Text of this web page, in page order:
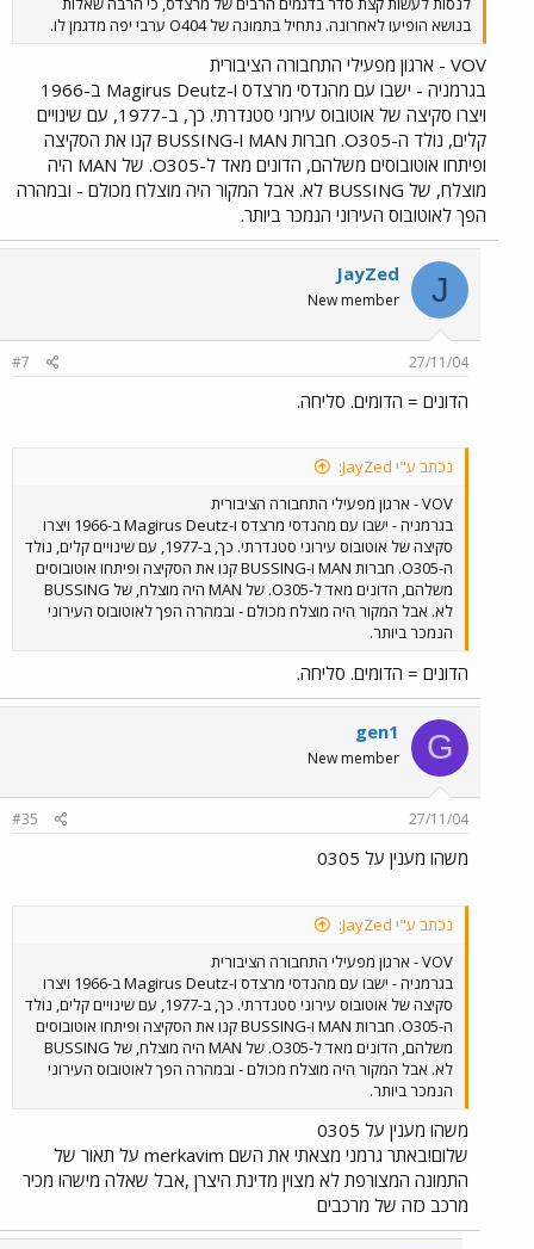
בנושא הופיעו לאחרונה. נתחיל בתמונה של O404 ערבי יפה מדגמן לו.
VOV - ארגון מפעילי התחבורה הציבורית
בגרמניה - ישבו עם מהנדסי מרצדס ו-Magirus Deutz ב-1966
ויצרו סקיצה של אוטובוס עירוני סטנדרתי. כך, ב-1977, עם שינויים
קלים, נולד ה-O305. חברות MAN ו-BUSSING קנו את הסקיצה
ופיתחו אוטובוסים משלהם, הדונים מאד ל-O305. של MAN היה
מוצלח, של BUSSING לא. אבל המקור היה מוצלח מכולם - ובמהרה
הפך לאוטובוס העירוני הנמכר ביותר.
J
JayZed
New member
27/11/04
#7
הדונים = הדומים. סליחה.
נכתב ע"י JayZed:
VOV - ארגון מפעילי התחבורה הציבורית
בגרמניה - ישבו עם מהנדסי מרצדס ו-Magirus Deutz ב-1966 ויצרו
סקיצה של אוטובוס עירוני סטנדרתי. כך, ב-1977, עם שינויים קלים, נולד
ה-O305. חברות MAN ו-BUSSING קנו את הסקיצה ופיתחו אוטובוסים
משלהם, הדונים מאד ל-O305. של MAN היה מוצלח, של BUSSING
לא. אבל המקור היה מוצלח מכולם - ובמהרה הפך לאוטובוס העירוני
הנמכר ביותר.
הדונים = הדומים. סליחה.
G
gen1
New member
27/11/04
#35
משהו מענין על 0305
נכתב ע"י JayZed:
VOV - ארגון מפעילי התחבורה הציבורית
בגרמניה - ישבו עם מהנדסי מרצדס ו-Magirus Deutz ב-1966 ויצרו
סקיצה של אוטובוס עירוני סטנדרתי. כך, ב-1977, עם שינויים קלים, נולד
ה-O305. חברות MAN ו-BUSSING קנו את הסקיצה ופיתחו אוטובוסים
משלהם, הדונים מאד ל-O305. של MAN היה מוצלח, של BUSSING
לא. אבל המקור היה מוצלח מכולם - ובמהרה הפך לאוטובוס העירוני
הנמכר ביותר.
משהו מענין על 0305
שלום!באתר גרמני מצאתי את השם merkavim על תאור של
התמונה המצורפת לא מצוין מדינת היצרן ,אבל שאלה מישהו מכיר
מרכב כזה של מרכבים